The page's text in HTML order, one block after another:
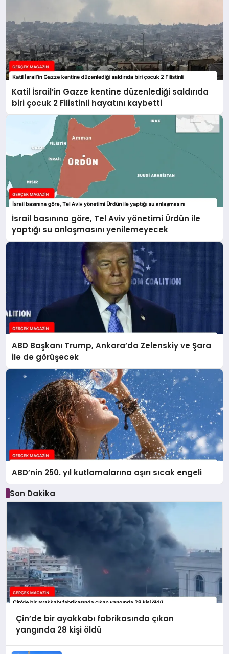
Katil İsrail’in Gazze kentine düzenlediği saldırıda
biri çocuk 2 Filistinli hayatını kaybetti
İsrail basınına göre, Tel Aviv yönetimi Ürdün ile
yaptığı su anlaşmasını yenilemeyecek
ABD Başkanı Trump, Ankara’da Zelenskiy ve Şara
ile de görüşecek
ABD’nin 250. yıl kutlamalarına aşırı sıcak engeli
Son Dakika
Çin’de bir ayakkabı fabrikasında çıkan
yangında 28 kişi öldü